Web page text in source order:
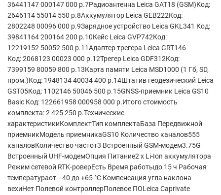
36441147 000147 000 р.7Радиоантенна Leica GAT18 (GSM)Код:
2646114 55014 550 р.8Аккумулятор Leica GEB222Код:
2802248 00096 000 р.9Зарядное устройство Leica GKL341 Код:
39841164 200164 200 р.10Кейс Leica GVP742Код:
12219152 50052 500 р.11Адаптер трегера Leica GRT146
Код: 2068123 00023 000 р.12Трегер Leica GDF312Код:
7399159 80059 800 р.13Карта памяти Leica MSD1000 (1 Гб, SD,
пром.)Код: 1948134 40034 400 р.14Штатив геодезический Leica
GST05Код: 1102146 50046 500 р.15GNSS-приемник Leica GS10
Basic Код: 122661958 000958 000 р.Итого стоимость
комплекта: 2 425 250 р.Технические
характеристикиКомплектТип комплектаБаза Передвижной
приемникМодель приемникаGS10 Количество каналов555
каналовКоличество частот3 Встроенный GSM-модем3.75G
Встроенный UHF-модемОпция Питание2 х Li-Ion аккумулятора
Режим сетевой RTK-роверЕсть Время работыдо 15 ч Рабочая
температураот –40 до +65 °C Компенсация угла наклона
вехиНет Полевой контроллерПолевое ПОLeica Caprivate